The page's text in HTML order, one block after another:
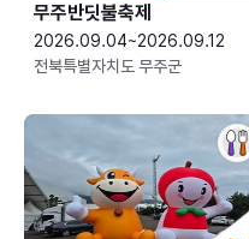
무주반딧불축제
2026.09.04~2026.09.12
전북특별자치도 무주군